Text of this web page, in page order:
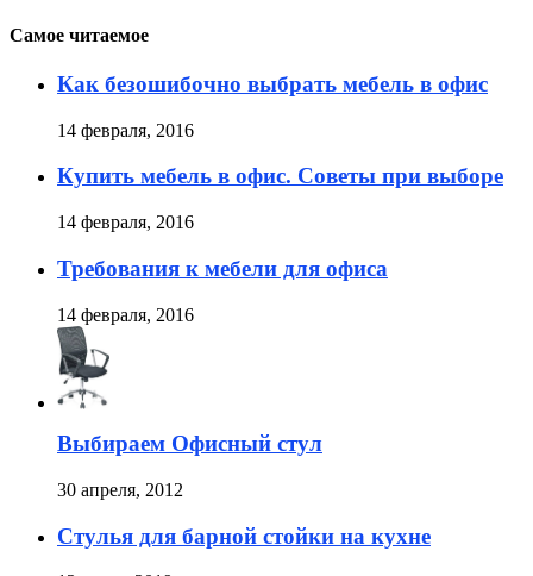
Самое читаемое
Как безошибочно выбрать мебель в офис
14 февраля, 2016
Купить мебель в офис. Советы при выборе
14 февраля, 2016
Требования к мебели для офиса
14 февраля, 2016
Выбираем Офисный стул
30 апреля, 2012
Стулья для барной стойки на кухне